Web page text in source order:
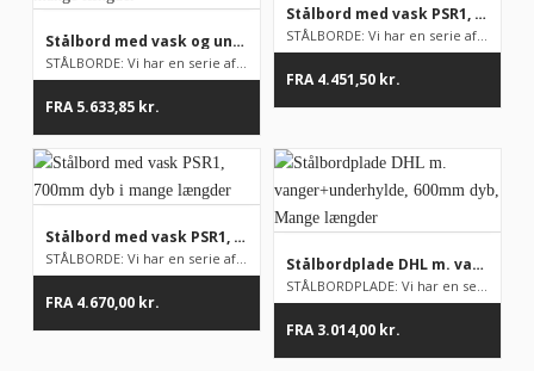
Stålbord med vask og underhylde, PSL1, 600mm dyb i mange længder
STÅLBORDE: Vi har en serie af stålborde på lager, men som udga...
FRA5.633,85 kr.
Stålbord med vask PSR1, 600mm dyb i mange længder
STÅLBORDE: Vi har en serie af stålborde på lager, men som udga...
FRA4.451,50 kr.
Stålbord med vask PSR1, 700mm dyb i mange længder
STÅLBORDE: Vi har en serie af stålborde på lager, men som udga...
FRA4.670,00 kr.
Stålbordplade DHL m. vanger+underhylde, 600mm dyb, Mange længder
STÅLBORDPLADE: Vi har en serie af stålborde på lager, men som ...
FRA3.014,00 kr.